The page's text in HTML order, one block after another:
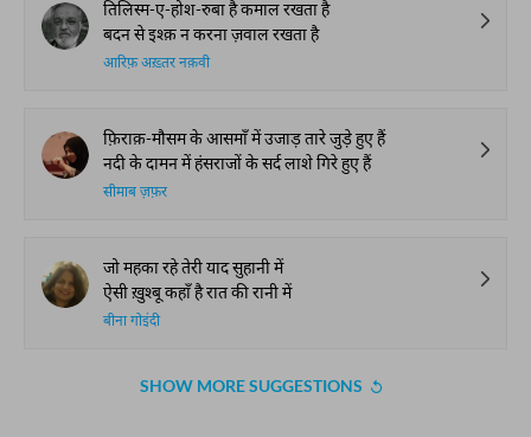
तिलिस्म-ए-होश-रुबा है कमाल रखता है
बदन से इश्क़ न करना ज़वाल रखता है
आरिफ़ अख़्तर नक़वी
फ़िराक़-मौसम के आसमाँ में उजाड़ तारे जुड़े हुए हैं
नदी के दामन में हंसराजों के सर्द लाशे गिरे हुए हैं
सीमाब ज़फ़र
जो महका रहे तेरी याद सुहानी में
ऐसी ख़ुश्बू कहाँ है रात की रानी में
बीना गोइंदी
SHOW MORE SUGGESTIONS